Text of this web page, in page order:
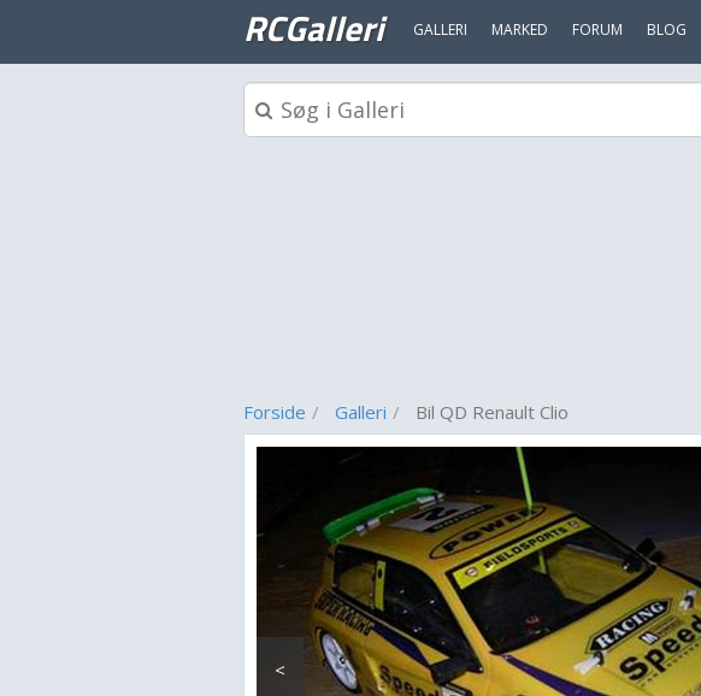
RCGalleri GALLERI MARKED FORUM BLOG
Forside Galleri Bil QD Renault Clio
<